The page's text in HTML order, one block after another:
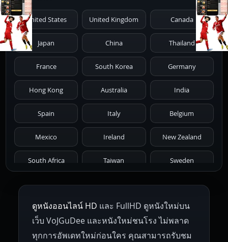
1991 1987
1986 1985 1984 1983 1982
1981 1980 1979 1978 1977
1976 1975 1974 1973 1972
1971 1970 1969 1968 1967
1966 1965 1964 1963 1962
1959 1955
1945 1942 1941 1940 1939
1937 1930
United States United Kingdom Canada
Japan China Thailand
France South Korea Germany
Hong Kong Australia India
Spain Italy Belgium
Mexico Ireland New Zealand
South Africa Taiwan Sweden
Netherlands Russia Poland
Hungary Denmark Bulgaria
Czech Republic Brazil Turkey
ดูหนังออนไลน์ HD และ FullHD ดูหนังใหม่บน
เว็บ VoJGuDee และหนังใหม่ชนโรง ไม่พลาด
ทุกการอัพเดทใหม่ก่อนใคร คุณสามารถรับชม